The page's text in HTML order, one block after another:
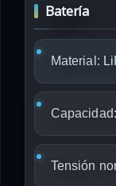
Batería
Material:
Capacidad:
Tensión